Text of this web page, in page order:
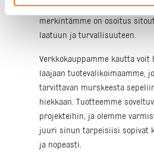
täyttävät tiukimmatkin
merkintämme on osoitus
laatuun ja turvallisuuteen.
Verkkokauppamme kautta
laajaan tuotevalikoimaamme,
tarvittavan murskeesta
hiekkaan. Tuotteemme
projekteihin, ja olemme
juuri sinun tarpeisiisi sopivat
ja nopeasti.